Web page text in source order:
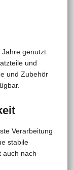
genutzt.
und
und Zubehör
Verarbeitung
stabile
auch nach